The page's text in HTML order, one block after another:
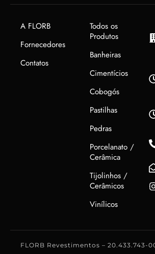
A FLORB
Fornecedores
Contatos
Todos os
Produtos
Banheiras
Cimentícios
Cobogós
Pastilhas
Pedras
Porcelanato /
Cerâmica
Tijolinhos /
Cerâmicos
Vinílicos
FLORB Revestimentos – 20.433.743-